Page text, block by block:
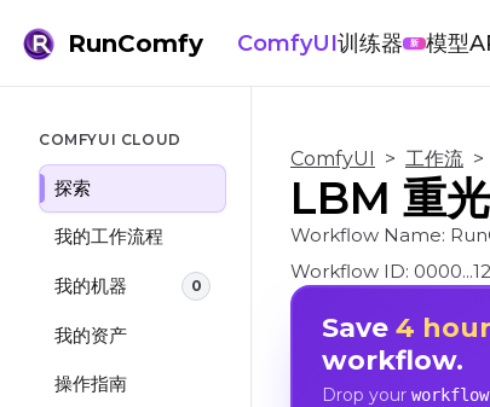
RunComfy ComfyUI训练器 新 模型
COMFYUI CLOUD
探索
我的工作流程
我的机器 0
我的资产
操作指南
ComfyUI > 工作流 >
LBM 重
Workflow Name:
Workflow ID:
Save 4
workflow.
Drop your